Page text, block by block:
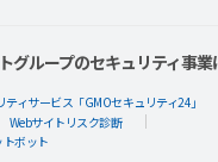
グループのセキュリティ事
ィサービス「GMOセキュリティ24」
Webサイトリスク診断
ボット